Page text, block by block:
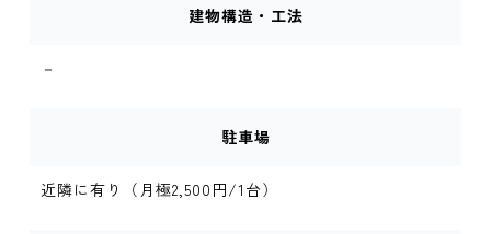
建物構造・工法
－
駐車場
近隣に有り（月極2,500円/1台）